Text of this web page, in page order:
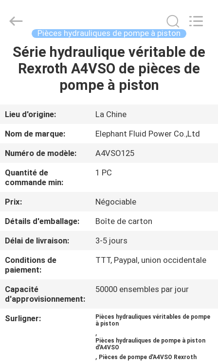
MAISON
PRODUITS
AU
SUJET
DE
VISITE
CONTRÔLE
DE
QUALITÉ
CONTACTEZ-
NOUS
Elephant
Fluid
Rights
Reserved.
Pièces hydrauliques de pompe à piston
Série hydraulique véritable de
Rexroth A4VSO de pièces de
pompe à piston
Lieu d'origine:
La Chine
Nom de marque:
Elephant Fluid Power Co.,Ltd
Numéro de modèle:
A4VSO125
Quantité de
commande min:
1 PC
Prix:
Négociable
Détails d'emballage:
Boîte de carton
Délai de livraison:
3-5 jours
Conditions de
paiement:
TTT, Paypal, union occidentale
Capacité
d'approvisionnement:
50000 ensembles par jour
Surligner:
Pièces hydrauliques véritables de pompe
à piston
,
Pièces hydrauliques de pompe à piston
d'A4VSO
, Pièces de pompe d'A4VSO Rexroth